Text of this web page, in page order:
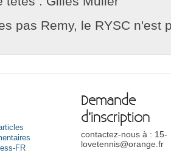
pas Remy, le RYSC n'est
FR
Demande
d’inscription
contactez-nous à : 15-
lovetennis@orange.fr